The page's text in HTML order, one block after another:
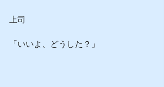
上司
「いいよ、どうした？」